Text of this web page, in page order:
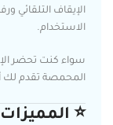
الإيقاف التلقائي
الاستخدام.
سواء كنت تحضر
المحمصة تقدم لك
⭐